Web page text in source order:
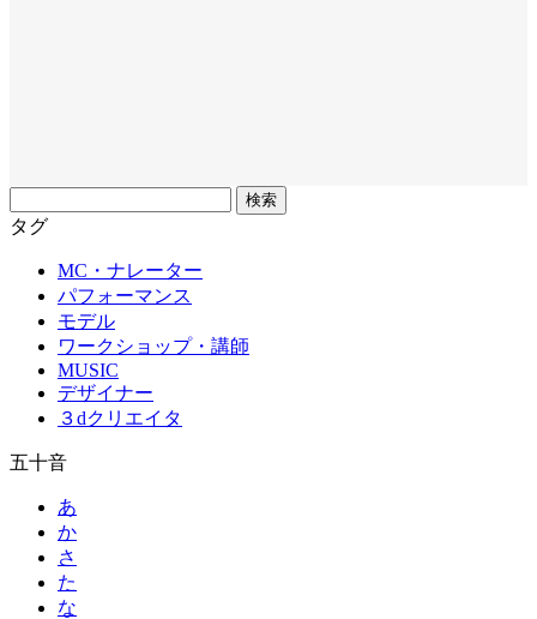
リ
タグ
MC・ナレーター
パフォーマンス
モデル
ワークショップ・講師
MUSIC
デザイナー
３dクリエイタ
五十音
あ
か
さ
た
な